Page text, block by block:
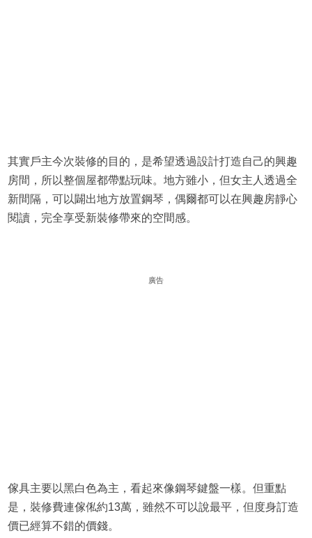
其實戶主今次裝修的目的，是希望透過設計打造自己的興趣
房間，所以整個屋都帶點玩味。地方雖小，但女主人透過全
新間隔，可以闢出地方放置鋼琴，偶爾都可以在興趣房靜心
閱讀，完全享受新裝修帶來的空間感。
廣告
傢具主要以黑白色為主，看起來像鋼琴鍵盤一樣。但重點
是，裝修費連傢俬約13萬，雖然不可以說最平，但度身訂造
價已經算不錯的價錢。